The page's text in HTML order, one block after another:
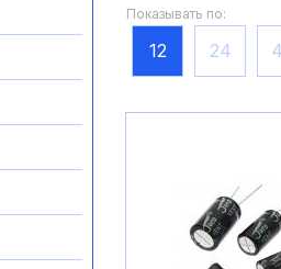
Показывать по:
12 24